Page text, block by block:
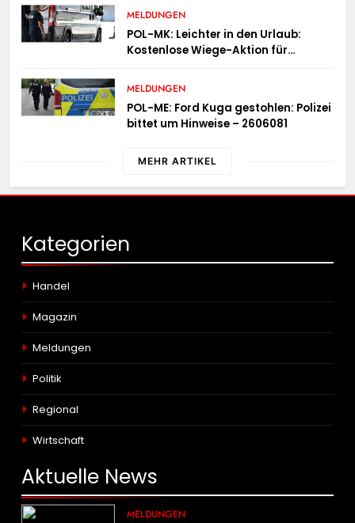
MELDUNGEN
POL-MK: Leichter in den Urlaub:
Kostenlose Wiege-Aktion für
MELDUNGEN
POL-ME: Ford Kuga gestohlen: Polizei
bittet um Hinweise – 2606081
MEHR ARTIKEL
Kategorien
Handel
Magazin
Meldungen
Politik
Regional
Wirtschaft
Aktuelle News
MELDUNGEN